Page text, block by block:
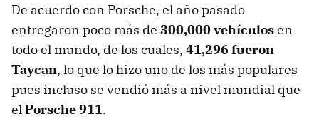
De acuerdo con Porsche, el año pasado
entregaron poco más de 300,000 vehículosen
todo el mundo, de los cuales, 41,296 fueron
Taycan, lo que lo hizo uno de los más populares
pues incluso se vendió más a nivel mundial que
elPorsche 911.